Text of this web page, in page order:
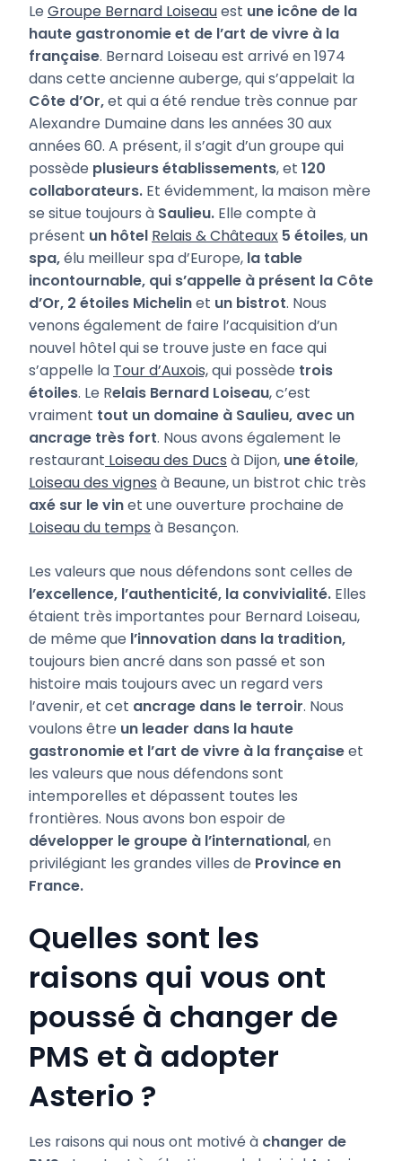
Le Groupe Bernard Loiseauest une icône de la
haute gastronomie et de l’art de vivre à la
française. Bernard Loiseau est arrivé en 1974
dans cette ancienne auberge, qui s’appelait la
Côte d’Or,et qui a été rendue très connue par
Alexandre Dumaine dans les années 30 aux
années 60. A présent, il s’agit d’un groupe qui
possède plusieurs établissements, et 120
collaborateurs. Et évidemment, la maison mère
se situe toujours à Saulieu. Elle compte à
présent un hôtel Relais & Châteaux 5 étoiles, un
spa,élu meilleur spa d’Europe, la table
incontournable, qui s’appelle à présent la Côte
d’Or, 2 étoiles Michelinet un bistrot. Nous
venons également de faire l’acquisition d’un
nouvel hôtel qui se trouve juste en face qui
s’appelle la Tour d’Auxois,qui possède trois
étoiles. Le Relais Bernard Loiseau, c’est
vraiment tout un domaine à Saulieu, avec un
ancrage très fort. Nous avons également le
restaurant Loiseau des Ducs à Dijon, une étoile,
Loiseau des vignes à Beaune, un bistrot chic très
axé sur le vinet une ouverture prochaine de
Loiseau du temps à Besançon.
Les valeurs que nous défendons sont celles de
l’excellence, l’authenticité, la convivialité. Elles
étaient très importantes pour Bernard Loiseau,
de même que l’innovation dans la tradition,
toujours bien ancré dans son passé et son
histoire mais toujours avec un regard vers
l’avenir, et cet ancrage dans le terroir. Nous
voulons être un leader dans la haute
gastronomie et l’art de vivre à la françaiseet
les valeurs que nous défendons sont
intemporelles et dépassent toutes les
frontières. Nous avons bon espoir de
développer le groupe à l’international, en
privilégiant les grandes villes de Province en
France.
Quelles sont les
raisons qui vous ont
poussé à changer de
PMS et à adopter
Asterio ?
Les raisons qui nous ont motivé à changer de